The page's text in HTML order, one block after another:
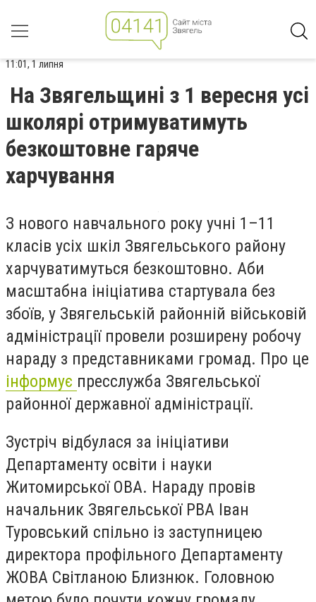
11:01, 1 липня
На Звягельщині з 1 вересня усі
школярі отримуватимуть
безкоштовне гаряче
харчування
З нового навчального року учні 1–11
класів усіх шкіл Звягельського району
харчуватимуться безкоштовно. Аби
масштабна ініціатива стартувала без
збоїв, у Звягельській районній військовій
адміністрації провели розширену робочу
нараду з представниками громад. Про це
інформує пресслужба Звягельської
районної державної адміністрації.
Зустріч відбулася за ініціативи
Департаменту освіти і науки
Житомирської ОВА. Нараду провів
начальник Звягельської РВА Іван
Туровський спільно із заступницею
директора профільного Департаменту
ЖОВА Світланою Близнюк. Головною